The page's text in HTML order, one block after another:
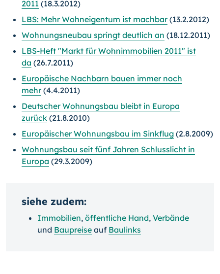
2011 (18.3.2012)
LBS: Mehr Wohneigentum ist machbar(13.2.2012)
Wohnungsneubau springt deutlich an (18.12.2011)
LBS-Heft "Markt für Wohnimmobilien 2011" ist
da (26.7.2011)
Europäische Nachbarn bauen immer noch
mehr(4.4.2011)
Deutscher Wohnungsbau bleibt in Europa
zurück (21.8.2010)
Europäischer Wohnungsbau im Sinkflug (2.8.2009)
Wohnungsbau seit fünf Jahren Schlusslicht in
Europa (29.3.2009)
siehe zudem:
Immobilien, öffentliche Hand, Verbände
und Baupreise auf Baulinks